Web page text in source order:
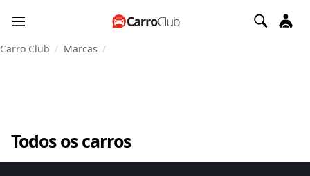
Carro Club Marcas
Todos os carros